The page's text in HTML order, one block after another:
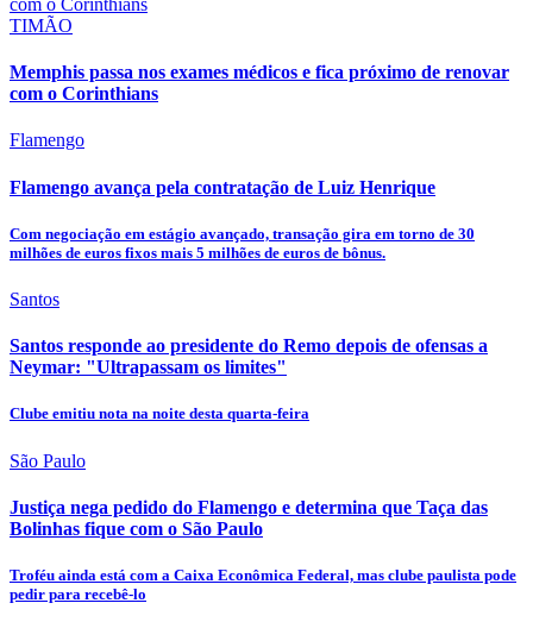
TIMÃO
Memphis passa nos exames médicos e fica próximo de renovar
com o Corinthians
Flamengo
Flamengo avança pela contratação de Luiz Henrique
Com negociação em estágio avançado, transação gira em torno de 30
milhões de euros fixos mais 5 milhões de euros de bônus.
Santos
Santos responde ao presidente do Remo depois de ofensas a
Neymar: "Ultrapassam os limites"
Clube emitiu nota na noite desta quarta-feira
São Paulo
Justiça nega pedido do Flamengo e determina que Taça das
Bolinhas fique com o São Paulo
Troféu ainda está com a Caixa Econômica Federal, mas clube paulista pode
pedir para recebê-lo